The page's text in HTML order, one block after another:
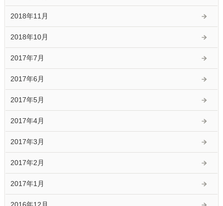
2018年11月
2018年10月
2017年7月
2017年6月
2017年5月
2017年4月
2017年3月
2017年2月
2017年1月